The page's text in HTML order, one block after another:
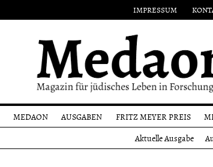
IMPRESSUM
MEDAON
AUSGABEN
Ausgabe
FRITZ MEYER PREIS
Namensgeber
Aktuelle Ausgabe